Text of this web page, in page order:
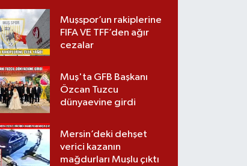
Muşspor’un rakiplerine
FIFA VE TFF’den ağır
cezalar
Muş'ta GFB Başkanı
Özcan Tuzcu
dünyaevine girdi
Mersin’deki dehşet
verici kazanın
mağdurları Muşlu çıktı